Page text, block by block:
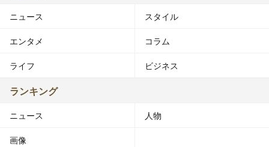
ニュース スタイル
エンタメ コラム
ライフ ビジネス
ランキング
ニュース 人物
画像